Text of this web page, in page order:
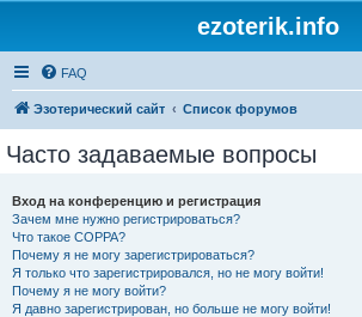
ezoterik.info
FAQ
Эзотерический сайт Список форумов
Часто задаваемые вопросы
Вход на конференцию и регистрация
Зачем мне нужно регистрироваться?
Что такое COPPA?
Почему я не могу зарегистрироваться?
Я только что зарегистрировался, но не могу войти!
Почему я не могу войти?
Я давно зарегистрирован, но больше не могу войти!